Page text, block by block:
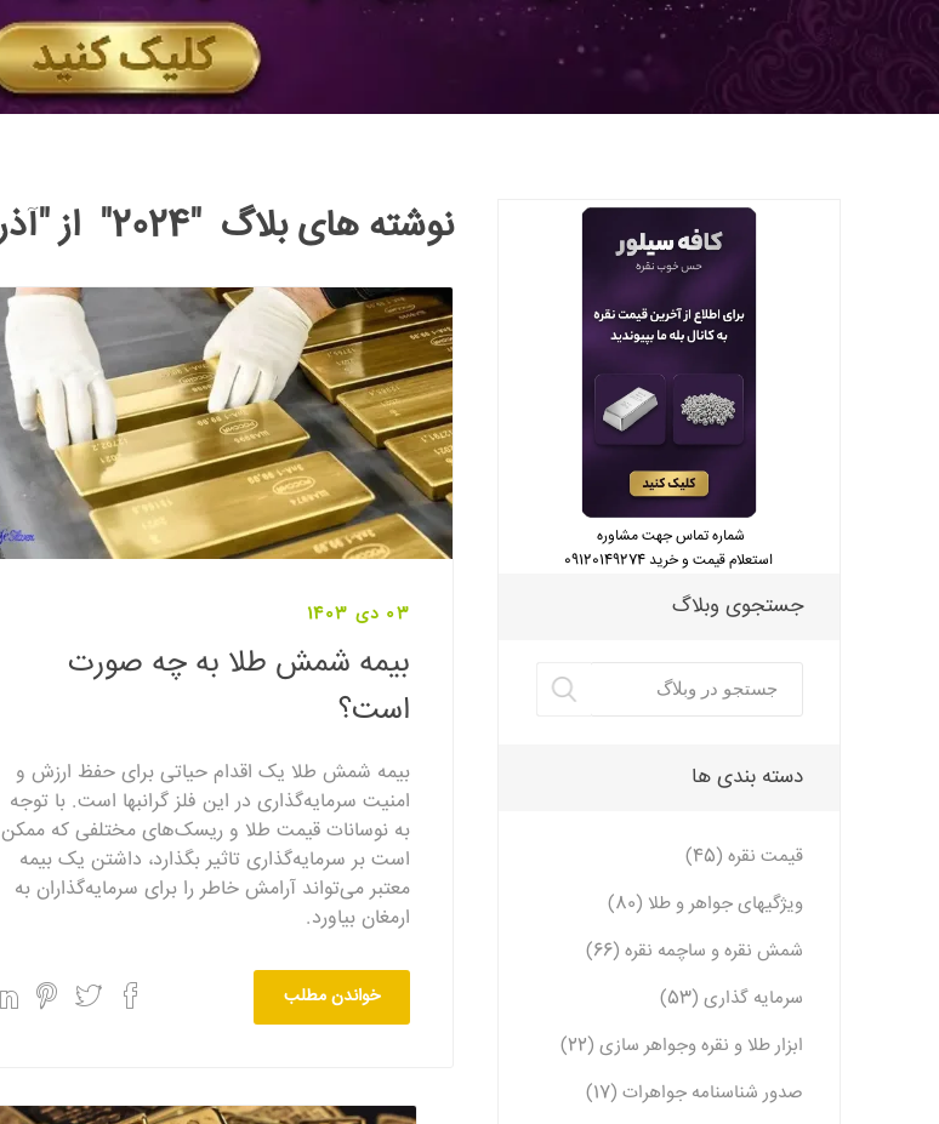
نوشته های بلاگ "2024" از "آذر"
03 دی 1403
بیمه شمش طلا به چه صورت
است؟
بیمه شمش طلا یک اقدام حیاتی برای حفظ ارزش و
امنیت سرمایه‌گذاری در این فلز گرانبها است. با توجه
به نوسانات قیمت طلا و ریسک‌های مختلفی که ممکن
است بر سرمایه‌گذاری تاثیر بگذارد، داشتن یک بیمه
معتبر می‌تواند آرامش خاطر را برای سرمایه‌گذاران به
ارمغان بیاورد.
خواندن مطلب
شماره تماس جهت مشاوره
استعلام قیمت و خرید 09120149274
جستجوی وبلاگ
دسته بندی ها
قیمت نقره (45)
ویژگیهای جواهر و طلا (80)
شمش نقره و ساچمه نقره (66)
سرمایه گذاری (53)
ابزار طلا و نقره وجواهر سازی (22)
صدور شناسنامه جواهرات (17)